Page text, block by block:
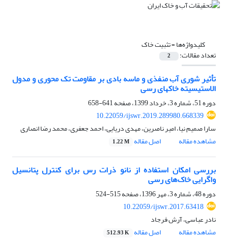
کلیدواژه‌ها =تثبیت خاک
تعداد مقالات: 2
تأثیر شوری آب منفذی و ماسه بادی بر مقاومت تک محوری و مدول
الاستیسیته خاکهای رسی
دوره 51، شماره 3، خرداد 1399، صفحه
641-658
10.22059/ijswr.2019.289980.668339
سارا صمیم نیا، امیر ناصرین، مهدی دریایی، احمد جعفری، محمد رضا انصاری
مشاهده مقاله
اصل مقاله 1.22 M
بررسی امکان استفاده از نانو ذرات رس برای کنترل پتانسیل
واگرایی خاک‌های رسی
دوره 48، شماره 3، مهر 1396، صفحه
515-524
10.22059/ijswr.2017.63418
نادر عباسی، آرش فرجاد
مشاهده مقاله
اصل مقاله 512.93 K